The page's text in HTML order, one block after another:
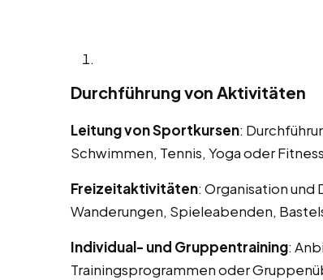
Durchführung von Aktivitäten
Leitung von Sportkursen:
Schwimmen, Tennis, Yoga oder
Freizeitaktivitäten: Organisation
Wanderungen, Spieleabenden,
Individual- und Gruppentraining:
Trainingsprogrammen oder